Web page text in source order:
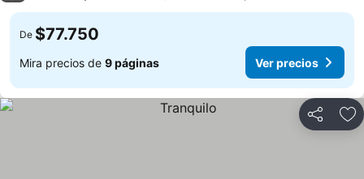
De $77.750
Mira precios de 9 páginas Ver precios
Compartir